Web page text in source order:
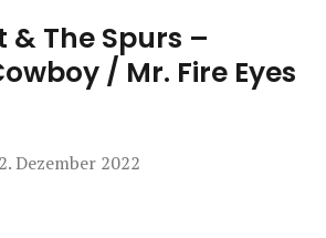
& The Spurs –
/ Mr. Fire Eyes
Dezember 2022